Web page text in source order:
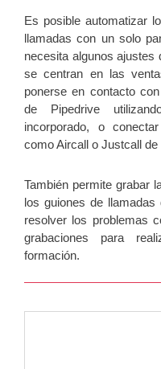
Es posible automatizar
llamadas con un solo
necesita algunos ajustes
se centran en las
ponerse en contacto
de Pipedrive
incorporado, o
como Aircall o Justcall
También permite grabar
los guiones de
resolver los problemas
grabaciones para
formación.